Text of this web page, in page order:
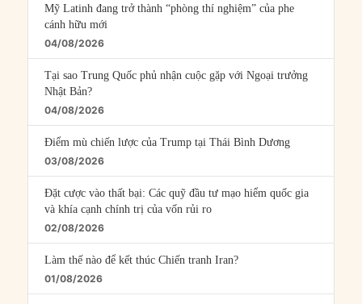
Mỹ Latinh đang trở thành “phòng thí nghiệm” của phe
cánh hữu mới
04/08/2026
Tại sao Trung Quốc phủ nhận cuộc gặp với Ngoại trưởng
Nhật Bản?
04/08/2026
Điểm mù chiến lược của Trump tại Thái Bình Dương
03/08/2026
Đặt cược vào thất bại: Các quỹ đầu tư mạo hiểm quốc gia
và khía cạnh chính trị của vốn rủi ro
02/08/2026
Làm thế nào để kết thúc Chiến tranh Iran?
01/08/2026